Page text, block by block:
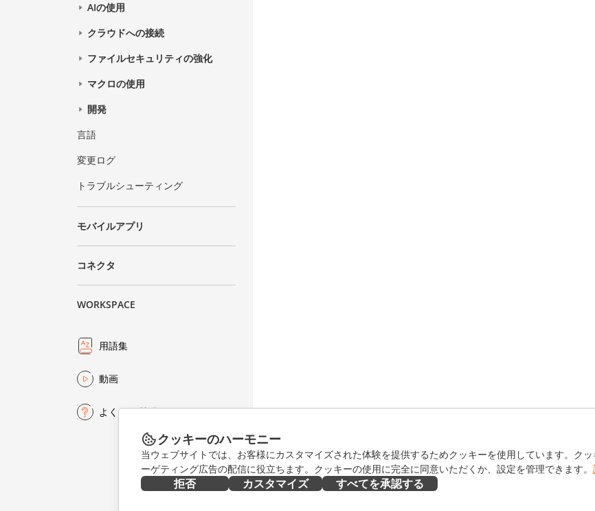
AIの使用
クラウドへの接続
ファイルセキュリティの強化
マクロの使用
開発
言語
変更ログ
トラブルシューティング
モバイルアプリ
コネクタ
WORKSPACE
用語集
動画
よくある質問
クッキーのハーモニー
当ウェブサイトでは、お客様にカスタマイズされた体験を提供するためクッキーを使用しています。ク
ーゲティング広告の配信に役立ちます。クッキーの使用に完全に同意いただくか、設定を管理できます。
拒否 カスタマイズ すべてを承認する